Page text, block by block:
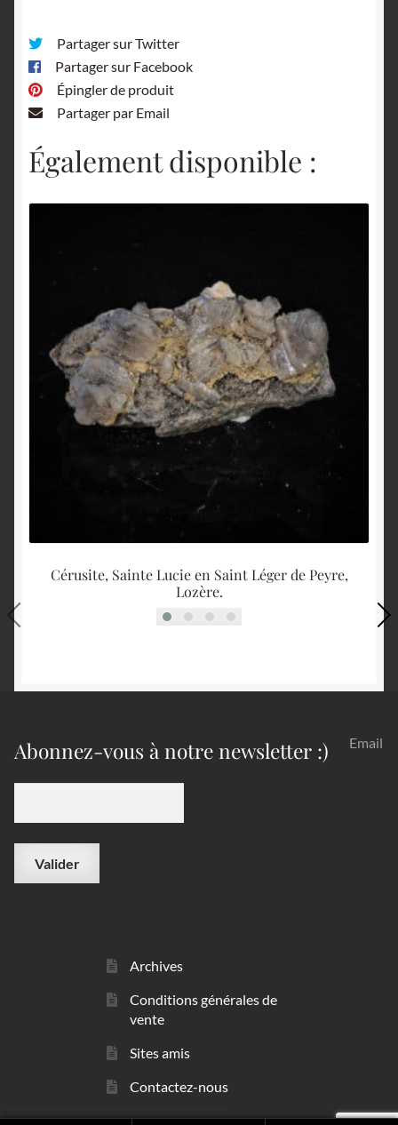
Partager sur Twitter
Partager sur Facebook
Épingler de produit
Partager par Email
Également disponible :
Cérusite, Sainte Lucie en Saint Léger de Peyre,
Lozère.
Abonnez-vous à notre newsletter :) Email
Archives
Conditions générales de
vente
Sites amis
Contactez-nous